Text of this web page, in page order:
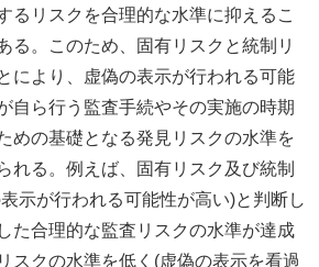
るリスクを合理的な水準に抑えるこ
る。このため、固有リスクと統制リ
により、虚偽の表示が行われる可能
自ら行う監査手続やその実施の時期
めの基礎となる発見リスクの水準を
れる。例えば、固有リスク及び統制
示が行われる可能性が高い)と判断し
た合理的な監査リスクの水準が達成
スクの水準を低く(虚偽の表示を看過